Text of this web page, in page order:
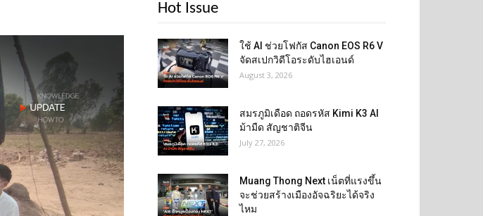
Hot Issue
ใช้ AI ช่วยโฟกัส Canon EOS R6 V
จัดสเปกวิดีโอระดับไฮเอนด์
August 3, 2026
สมรภูมิเดือด ถอดรหัส Kimi K3 AI
ม้ามืด สัญชาติจีน
July 27, 2026
Muang Thong Next เน็ตที่แรงขึ้น
จะช่วยสร้างเมืองอัจฉริยะได้จริง
ไหม